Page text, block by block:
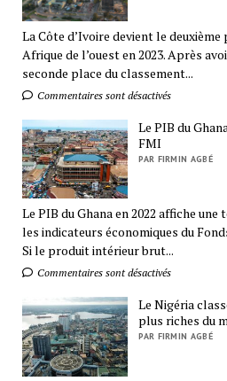
La Côte d’Ivoire devient le
Afrique de l’ouest en 2023. Après
seconde place du classement...
Commentaires sont désactivés
Le PIB du
FMI
PAR FIRMIN AGBÉ
Le PIB du Ghana en 2022 affiche une
les indicateurs économiques du
Si le produit intérieur brut...
Commentaires sont désactivés
Le Nigéria
plus riches du
PAR FIRMIN AGBÉ